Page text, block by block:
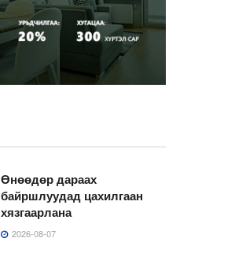
Өнөөдөр дараах
байршлуудад цахилгаан
хязгаарлана
2026-08-07